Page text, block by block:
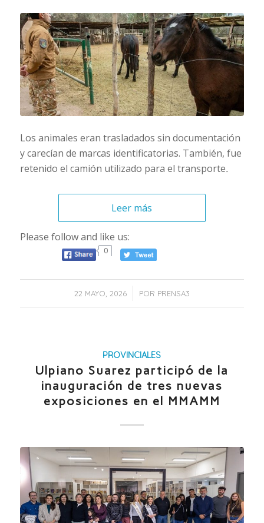
Los animales eran trasladados sin documentación
y carecían de marcas identificatorias. También, fue
retenido el camión utilizado para el transporte.
Leer más
Please follow and like us:
0
22 MAYO, 2026
/ POR PRENSA3
PROVINCIALES
Ulpiano Suarez participó de la
inauguración de tres nuevas
exposiciones en el MMAMM